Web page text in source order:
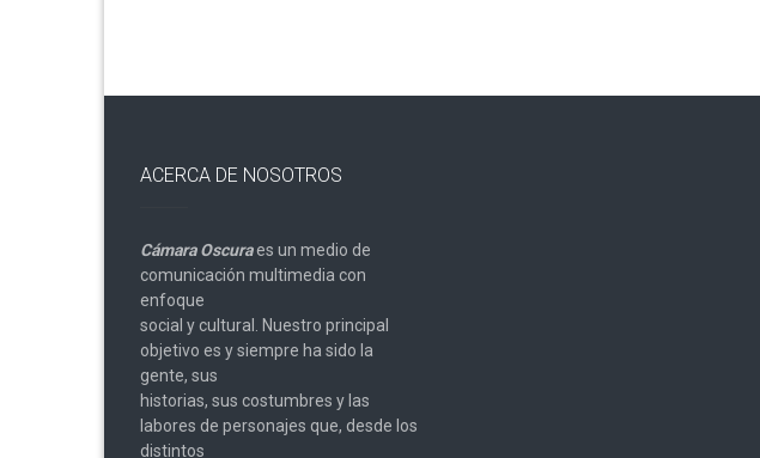
ACERCA DE NOSOTROS
Cámara Oscuraes un medio de
comunicación multimedia con
enfoque
social y cultural. Nuestro principal
objetivo es y siempre ha sido la
gente, sus
historias, sus costumbres y las
labores de personajes que, desde los
distintos